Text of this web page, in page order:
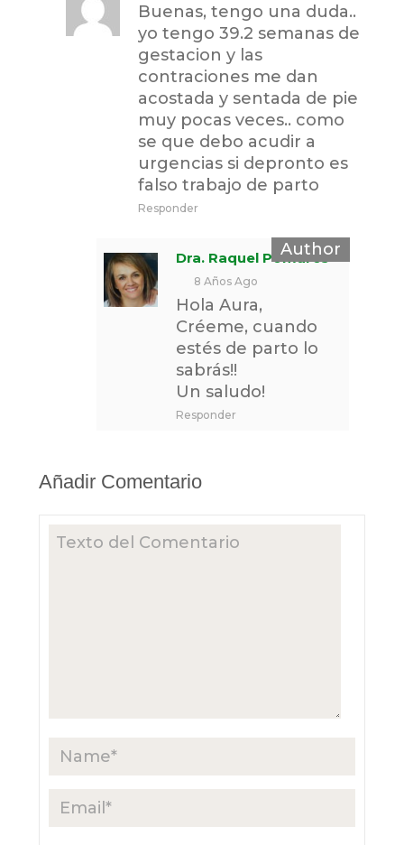
Buenas, tengo una duda..
yo tengo 39.2 semanas de
gestacion y las
contraciones me dan
acostada y sentada de pie
muy pocas veces.. como
se que debo acudir a
urgencias si depronto es
falso trabajo de parto
Responder
Dra. Raquel Pomares
8 Años Ago
Hola Aura,
Créeme, cuando
estés de parto lo
sabrás!!
Un saludo!
Responder
Añadir Comentario